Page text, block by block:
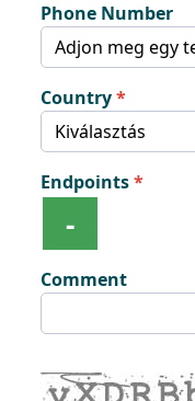
Phone Number
Country
Endpoints
-
Comment